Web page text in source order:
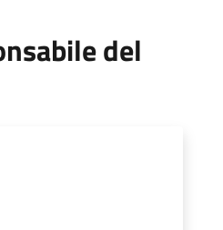
del